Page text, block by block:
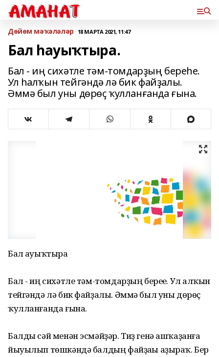
Дөйөм мәҡәләләр 18 МАРТА 2021, 11:47
Бал һауыҡтыра.
Бал - иң сихәтле тәм-томдарҙың береһе.
Ул һалҡын тейгәндә лә бик файҙалы.
Әммә был уны дөрөҫ ҡулланғанда ғына.
Бал һауыҡтыра
Бал - иң сихәтле тәм-томдарҙың береһе. Ул һалҡын
тейгәндә лә бик файҙалы. Әммә был уны дөрөҫ
ҡулланғанда ғына.
Балды сәй менән эсмәйҙәр. Тиҙ генә ашҡаҙанға
йыуылып төшкәндә балдың файҙаһы аҙыраҡ. Бер